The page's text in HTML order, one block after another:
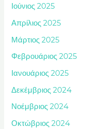
Ιούνιος 2025
Απρίλιος 2025
Μάρτιος 2025
Φεβρουάριος 2025
Ιανουάριος 2025
Δεκέμβριος 2024
Νοέμβριος 2024
Οκτώβριος 2024